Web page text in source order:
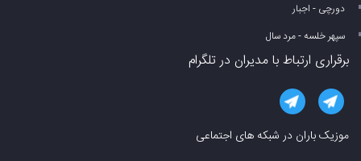
دورچی - اجبار
سپهر خلسه - مرد سال
برقراری ارتباط با مدیران در تلگرام
موزیک باران در شبکه های اجتماعی